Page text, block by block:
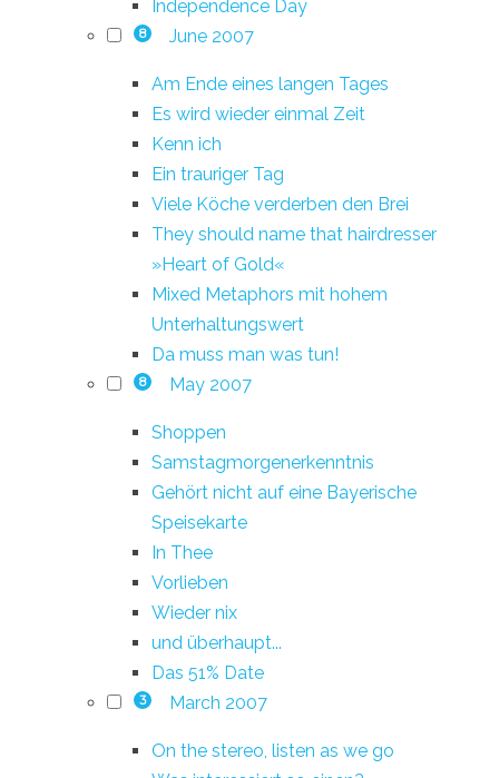
Independence Day
8 June 2007
Am Ende eines langen Tages
Es wird wieder einmal Zeit
Kenn ich
Ein trauriger Tag
Viele Köche verderben den Brei
They should name that hairdresser
»Heart of Gold«
Mixed Metaphors mit hohem
Unterhaltungswert
Da muss man was tun!
8 May 2007
Shoppen
Samstagmorgenerkenntnis
Gehört nicht auf eine Bayerische
Speisekarte
In Thee
Vorlieben
Wieder nix
und überhaupt...
Das 51% Date
3 March 2007
On the stereo, listen as we go